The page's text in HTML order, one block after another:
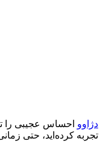
دژاوو احساس عجیبی را
تجربه کرده‌اید، حتی